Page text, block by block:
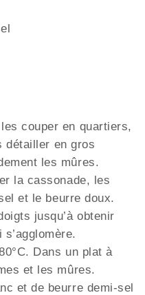
couper en quartiers,
en gros
les mûres.
la cassonade, les
et le beurre doux.
jusqu’à obtenir
Dans un plat à
et les mûres.
et de beurre demi-sel